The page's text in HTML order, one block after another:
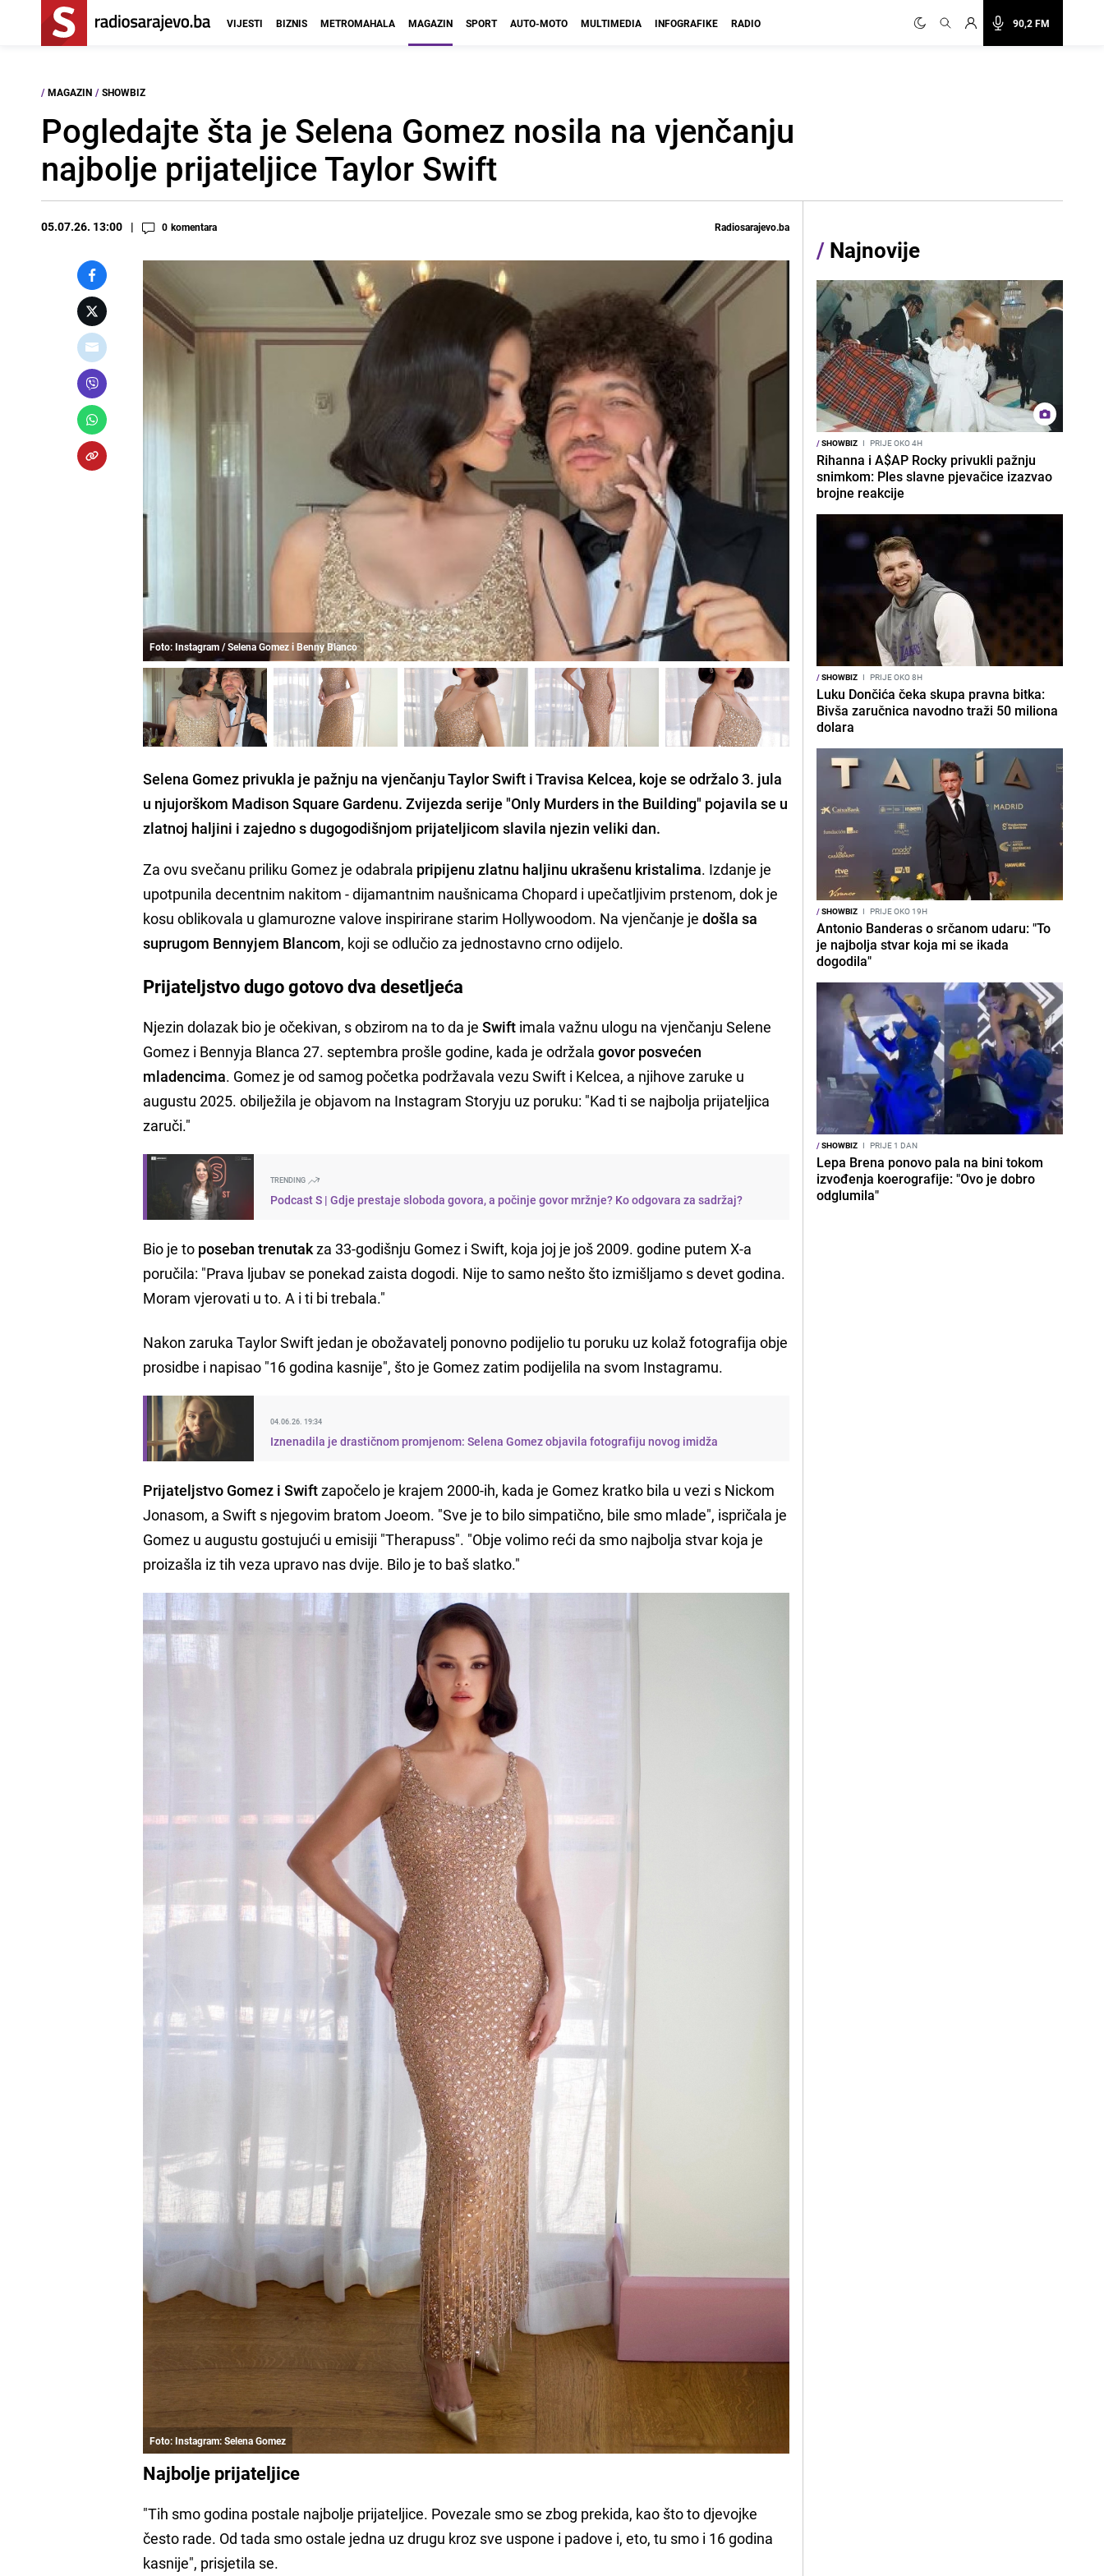
90,2 FM
VIJESTI BIZNIS METROMAHALA MAGAZIN SPORT AUTO-MOTO MULTIMEDIA INFOGRAFIKE RADIO
/ MAGAZIN / SHOWBIZ
Pogledajte šta je Selena Gomez nosila na vjenčanju
najbolje prijateljice Taylor Swift
05.07.26. 13:00 0 komentara Radiosarajevo.ba
Foto: Instagram / Selena Gomez i Benny Blanco
Selena Gomez privukla je pažnju na vjenčanju Taylor Swift i Travisa Kelcea, koje se održalo 3. jula
u njujorškom Madison Square Gardenu. Zvijezda serije "Only Murders in the Building" pojavila se u
zlatnoj haljini i zajedno s dugogodišnjom prijateljicom slavila njezin veliki dan.
Za ovu svečanu priliku Gomez je odabrala pripijenu zlatnu haljinu ukrašenu kristalima. Izdanje je
upotpunila decentnim nakitom - dijamantnim naušnicama Chopard i upečatljivim prstenom, dok je
kosu oblikovala u glamurozne valove inspirirane starim Hollywoodom. Na vjenčanje jedošla sa
suprugom Bennyjem Blancom, koji se odlučio za jednostavno crno odijelo.
Prijateljstvo dugo gotovo dva desetljeća
Njezin dolazak bio je očekivan, s obzirom na to da jeSwift imala važnu ulogu na vjenčanju Selene
Gomez i Bennyja Blanca 27. septembra prošle godine, kada je održalagovor posvećen
mladencima. Gomez je od samog početka podržavala vezu Swift i Kelcea, a njihove zaruke u
augustu 2025. obilježila je objavom na Instagram Storyju uz poruku: "Kad ti se najbolja prijateljica
zaruči."
TRENDING
Podcast S | Gdje prestaje sloboda govora, a počinje govor mržnje? Ko odgovara za sadržaj?
Bio je to poseban trenutakza 33-godišnju Gomez i Swift, koja joj je još 2009. godine putem X-a
poručila: "Prava ljubav se ponekad zaista dogodi. Nije to samo nešto što izmišljamo s devet godina.
Moram vjerovati u to. A i ti bi trebala."
Nakon zaruka Taylor Swift jedan je obožavatelj ponovno podijelio tu poruku uz kolaž fotografija obje
prosidbe i napisao "16 godina kasnije", što je Gomez zatim podijelila na svom Instagramu.
04.06.26. 19:34
Iznenadila je drastičnom promjenom: Selena Gomez objavila fotografiju novog imidža
Prijateljstvo Gomez i Swiftzapočelo je krajem 2000-ih, kada je Gomez kratko bila u vezi s Nickom
Jonasom, a Swift s njegovim bratom Joeom. "Sve je to bilo simpatično, bile smo mlade", ispričala je
Gomez u augustu gostujući u emisiji "Therapuss". "Obje volimo reći da smo najbolja stvar koja je
proizašla iz tih veza upravo nas dvije. Bilo je to baš slatko."
Foto: Instagram: Selena Gomez
Najbolje prijateljice
"Tih smo godina postale najbolje prijateljice. Povezale smo se zbog prekida, kao što to djevojke
često rade. Od tada smo ostale jedna uz drugu kroz sve uspone i padove i, eto, tu smo i 16 godina
kasnije", prisjetila se.
/ Najnovije
/SHOWBIZ I PRIJE OKO 4H
Rihanna i A$AP Rocky privukli pažnju
snimkom: Ples slavne pjevačice izazvao
brojne reakcije
/SHOWBIZ I PRIJE OKO 8H
Luku Dončića čeka skupa pravna bitka:
Bivša zaručnica navodno traži 50 miliona
dolara
/SHOWBIZ I PRIJE OKO 19H
Antonio Banderas o srčanom udaru: "To
je najbolja stvar koja mi se ikada
dogodila"
/SHOWBIZ I PRIJE 1 DAN
Lepa Brena ponovo pala na bini tokom
izvođenja koerografije: "Ovo je dobro
odglumila"